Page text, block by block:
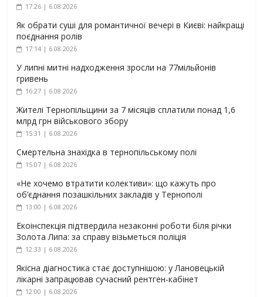
17:26 | 6.08.2026
Як обрати суші для романтичної вечері в Києві: найкращі
поєднання ролів
17:14 | 6.08.2026
У липні митні надходження зросли на 77мільйонів
гривень
16:27 | 6.08.2026
Жителі Тернопільщини за 7 місяців сплатили понад 1,6
млрд грн військового збору
15:31 | 6.08.2026
Смертельна знахідка в тернопільському полі
15:07 | 6.08.2026
«Не хочемо втратити колективи»: що кажуть про
об’єднання позашкільних закладів у Тернополі
13:00 | 6.08.2026
Екоінспекція підтвердила незаконні роботи біля річки
Золота Липа: за справу візьметься поліція
12:33 | 6.08.2026
Якісна діагностика стає доступнішою: у Лановецькій
лікарні запрацював сучасний рентген-кабінет
12:00 | 6.08.2026